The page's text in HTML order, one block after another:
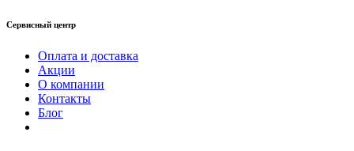
Сервисный центр
Оплата и доставка
Акции
О компании
Контакты
Блог